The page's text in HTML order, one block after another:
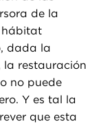
de la
hábitat
dada la
la restauración
no puede
Y es tal la
que esta